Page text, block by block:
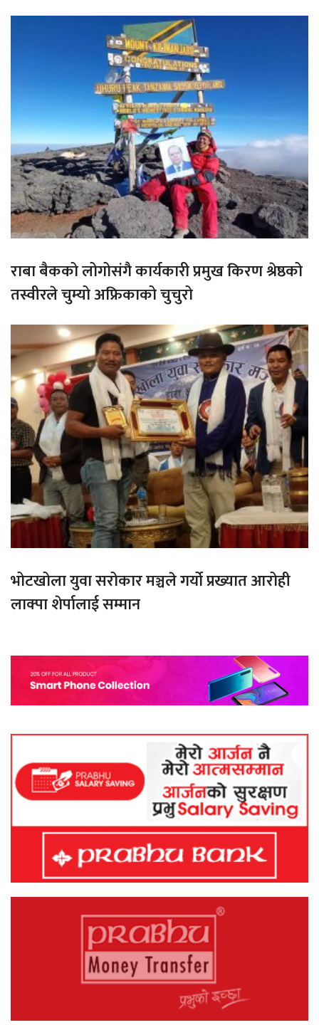
राबा बैकको लोगोसंगै कार्यकारी प्रमुख किरण श्रेष्ठको
तस्वीरले चुम्यो अफ्रिकाको चुचुरो
भोटखोला युवा सरोकार मञ्चले गर्यो प्रख्यात आरोही
लाक्पा शेर्पालाई सम्मान